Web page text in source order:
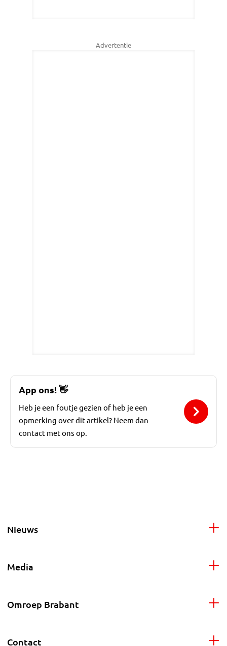
Advertentie
App ons!👋
Heb je een foutje gezien of heb je een
opmerking over dit artikel? Neem dan
contact met ons op.
Nieuws
Media
Omroep Brabant
Contact